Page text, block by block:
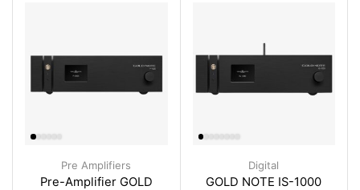
Pre Amplifiers
Pre-Amplifier GOLD
Digital
GOLD NOTE IS-1000